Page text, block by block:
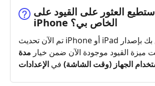
أستطيع العثور على القيود على
iPhone الخاص بي؟
تم الآن تحديث iPhone أو iPad الخاص بك بإصدار iOS 12
ميزة القيود موجودة الآن ضمن خيار مدة
الجهاز (وقت الشاشة) في الإعدادات